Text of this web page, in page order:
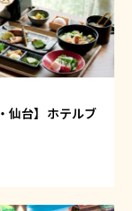
仙台】ホテルブ